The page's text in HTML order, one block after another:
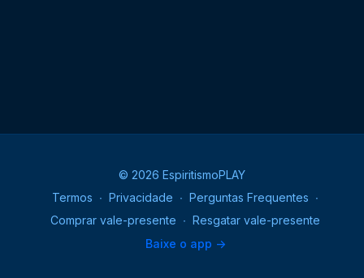
© 2026 EspiritismoPLAY
Termos ∙ Privacidade ∙ Perguntas Frequentes ∙
Comprar vale-presente ∙ Resgatar vale-presente
Baixe o app ->